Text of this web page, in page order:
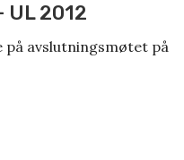
UL 2012
på avslutningsmøtet på